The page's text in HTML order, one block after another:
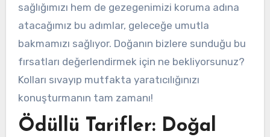
sağlığımızı hem de gezegenimizi koruma adına
atacağımız bu adımlar, geleceğe umutla
bakmamızı sağlıyor. Doğanın bizlere sunduğu bu
fırsatları değerlendirmek için ne bekliyorsunuz?
Kolları sıvayıp mutfakta yaratıcılığınızı
konuşturmanın tam zamanı!
Ödüllü Tarifler: Doğal